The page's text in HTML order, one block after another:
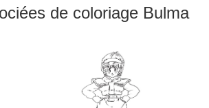
de coloriage Bulma